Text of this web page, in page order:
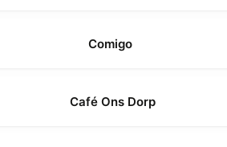
Comigo
Café Ons Dorp